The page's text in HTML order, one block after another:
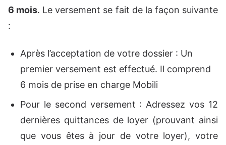
6 mois. Le versement se fait de la façon suivante
:
Après l’acceptation de votre dossier : Un
premier versement est effectué. Il comprend
6 mois de prise en charge Mobili
Pour le second versement : Adressez vos 12
dernières quittances de loyer (prouvant ainsi
que vous êtes à jour de votre loyer), votre